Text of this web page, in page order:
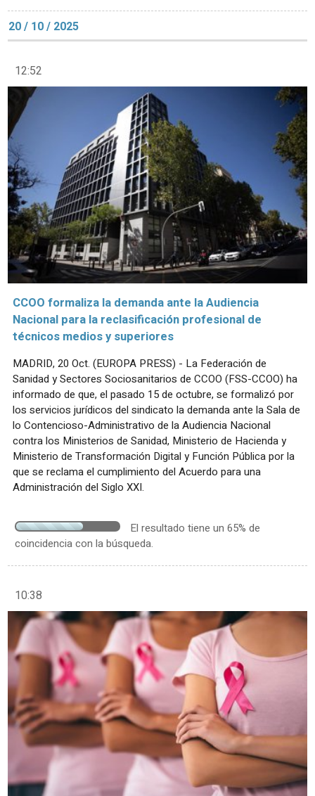
20 / 10 / 2025
12:52
CCOO formaliza la demanda ante la Audiencia
Nacional para la reclasificación profesional de
técnicos medios y superiores
MADRID, 20 Oct. (EUROPA PRESS) - La Federación de
Sanidad y Sectores Sociosanitarios de CCOO (FSS-CCOO) ha
informado de que, el pasado 15 de octubre, se formalizó por
los servicios jurídicos del sindicato la demanda ante la Sala de
lo Contencioso-Administrativo de la Audiencia Nacional
contra los Ministerios de Sanidad, Ministerio de Hacienda y
Ministerio de Transformación Digital y Función Pública por la
que se reclama el cumplimiento del Acuerdo para una
Administración del Siglo XXI.
El resultado tiene un 65% de
coincidencia con la búsqueda.
10:38